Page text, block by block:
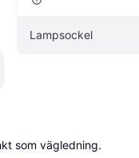
Lampsockel
som vägledning.